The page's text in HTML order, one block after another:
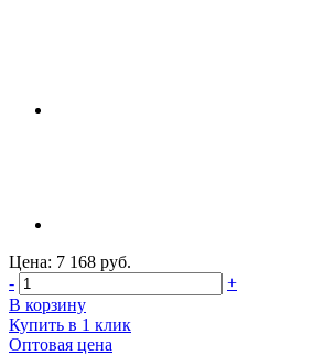
Цена: 7 168 руб.
-
+
В корзину
Купить в 1 клик
Оптовая цена